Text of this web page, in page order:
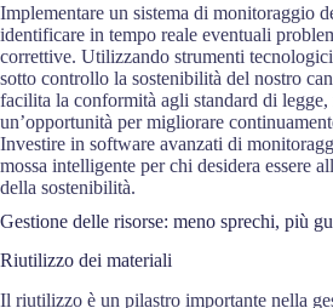
Implementare un sistema di monitoraggio
identificare in tempo reale eventuali
correttive. Utilizzando strumenti
sotto controllo la sostenibilità del nostro
facilita la conformità agli standard di legge,
un’opportunità per migliorare
Investire in software avanzati di
mossa intelligente per chi desidera essere
della sostenibilità.
Gestione delle risorse: meno sprechi, più
Riutilizzo dei materiali
Il riutilizzo è un pilastro importante nella